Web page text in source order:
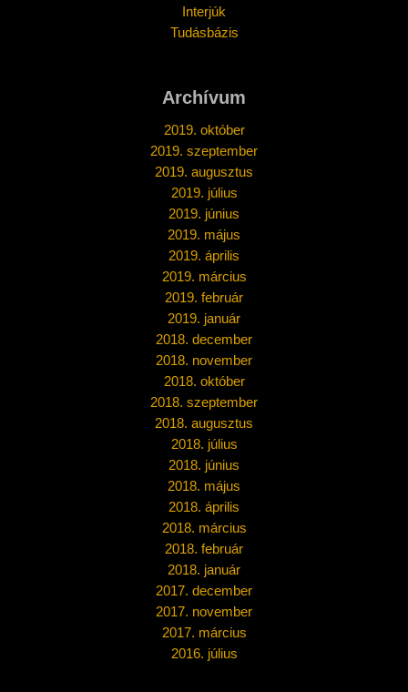
Interjúk
Tudásbázis
Archívum
2019. október
2019. szeptember
2019. augusztus
2019. július
2019. június
2019. május
2019. április
2019. március
2019. február
2019. január
2018. december
2018. november
2018. október
2018. szeptember
2018. augusztus
2018. július
2018. június
2018. május
2018. április
2018. március
2018. február
2018. január
2017. december
2017. november
2017. március
2016. július